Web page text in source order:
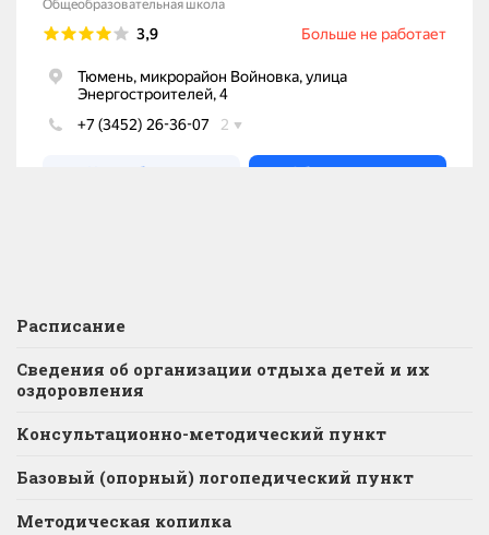
Расписание
Сведения об организации отдыха детей и их
оздоровления
Консультационно-методический пункт
Базовый (опорный) логопедический пункт
Методическая копилка